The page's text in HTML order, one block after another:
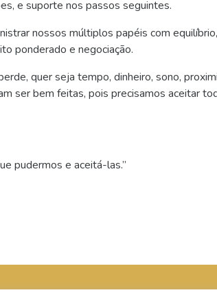
e suporte nos passos seguintes.
nossos múltiplos papéis com
ponderado e negociação.
quer seja tempo, dinheiro, sono,
ser bem feitas, pois precisamos aceitar
pudermos e aceitá-las.”